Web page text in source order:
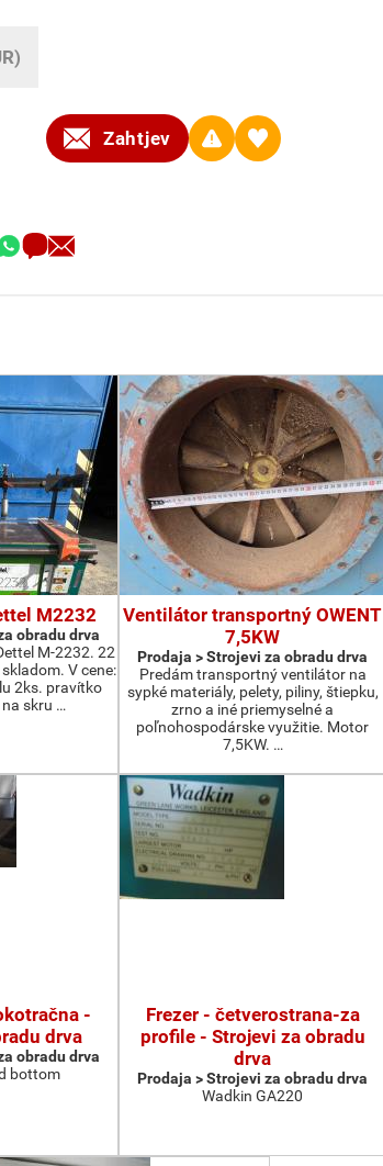
Zahtjev
M2232
obradu drva
M-2232. 22
V cene:
2ks. pravítko
skru …
Ventilátor transportný OWENT
7,5KW
Prodaja > Strojevi za obradu drva
Predám transportný ventilátor na
sypké materiály, pelety, piliny, štiepku,
zrno a iné priemyselné a
poľnohospodárske využitie. Motor
7,5KW. …
-
drva
obradu drva
bottom
Frezer - četverostrana-za
profile - Strojevi za obradu
drva
Prodaja > Strojevi za obradu drva
Wadkin GA220